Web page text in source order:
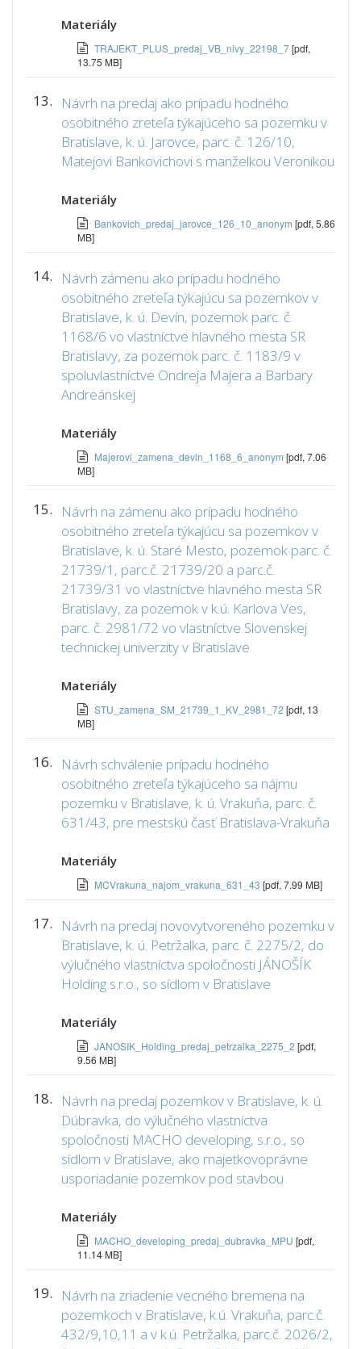
Materiály
TRAJEKT_PLUS_predaj_VB_nivy_22198_7[pdf,
13.75 MB]
13.
Návrh na predaj ako prípadu hodného
osobitného zreteľa týkajúceho sa pozemku v
Bratislave, k. ú. Jarovce, parc. č. 126/10,
Matejovi Bankovichovi s manželkou Veronikou
Materiály
Bankovich_predaj_jarovce_126_10_anonym [pdf, 5.86
MB]
14.
Návrh zámenu ako prípadu hodného
osobitného zreteľa týkajúcu sa pozemkov v
Bratislave, k. ú. Devín, pozemok parc. č.
1168/6 vo vlastníctve hlavného mesta SR
Bratislavy, za pozemok parc. č. 1183/9 v
spoluvlastníctve Ondreja Majera a Barbary
Andreánskej
Materiály
Majerovi_zamena_devin_1168_6_anonym [pdf, 7.06
MB]
15.
Návrh na zámenu ako prípadu hodného
osobitného zreteľa týkajúcu sa pozemkov v
Bratislave, k. ú. Staré Mesto, pozemok parc. č.
21739/1, parc.č. 21739/20 a parc.č.
21739/31 vo vlastníctve hlavného mesta SR
Bratislavy, za pozemok v k.ú. Karlova Ves,
parc. č. 2981/72 vo vlastníctve Slovenskej
technickej univerzity v Bratislave
Materiály
STU_zamena_SM_21739_1_KV_2981_72 [pdf, 13
MB]
16.
Návrh schválenie prípadu hodného
osobitného zreteľa týkajúceho sa nájmu
pozemku v Bratislave, k. ú. Vrakuňa, parc. č.
631/43, pre mestskú časť Bratislava-Vrakuňa
Materiály
MCVrakuna_najom_vrakuna_631_43 [pdf, 7.99 MB]
17.
Návrh na predaj novovytvoreného pozemku v
Bratislave, k. ú. Petržalka, parc. č. 2275/2, do
výlučného vlastníctva spoločnosti JÁNOŠÍK
Holding s.r.o., so sídlom v Bratislave
Materiály
JANOSIK_Holding_predaj_petrzalka_2275_2 [pdf,
9.56 MB]
18.
Návrh na predaj pozemkov v Bratislave, k. ú.
Dúbravka, do výlučného vlastníctva
spoločnosti MACHO developing, s.r.o., so
sídlom v Bratislave, ako majetkovoprávne
usporiadanie pozemkov pod stavbou
Materiály
MACHO_developing_predaj_dubravka_MPU [pdf,
11.14 MB]
19.
Návrh na zriadenie vecného bremena na
pozemkoch v Bratislave, k.ú. Vrakuňa, parc.č.
432/9,10,11 a v k.ú. Petržalka, parc.č. 2026/2,